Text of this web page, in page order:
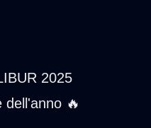
2025
dell'anno 🔥